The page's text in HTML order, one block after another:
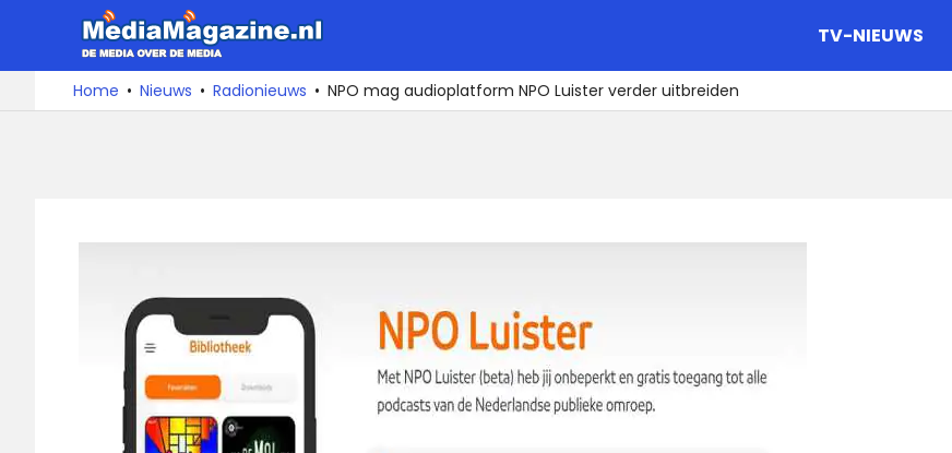
de
De
media
over
TV-NIEUWS
Home Nieuws Radionieuws NPO mag audioplatform NPO Luister verder uitbreiden